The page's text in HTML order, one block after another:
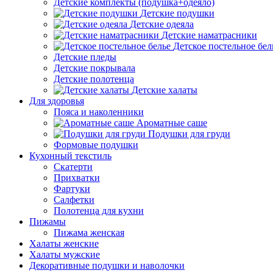
Детские комплекты (подушка+одеяло)
Детские подушки
Детские одеяла
Детские наматрасники
Детское постельное
Детские пледы
Детские покрывала
Детские полотенца
Детские халаты
Для здоровья
Пояса и наколенники
Ароматные саше
Подушки для груди
Формовые подушки
Кухонный текстиль
Скатерти
Прихватки
Фартуки
Салфетки
Полотенца для кухни
Пижамы
Пижама женская
Халаты женские
Халаты мужские
Декоративные подушки и наволочки